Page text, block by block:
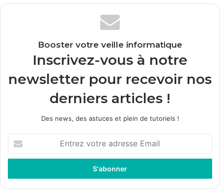
Booster votre veille informatique
Inscrivez-vous à notre
newsletter pour recevoir nos
derniers articles !
Des news, des astuces et plein de tutoriels !
votre
adresse